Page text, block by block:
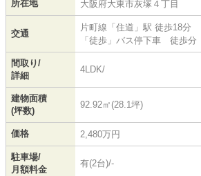
所在地 大阪府大東市灰塚 ４丁目
交通
片町線 「 住道 」駅 徒歩18分
「徒歩」バス停下車 徒歩分
間取り/
詳細
4LDK/
建物面積
(坪数)
92.92㎡(28.1坪)
価格 2,480万円
駐車場/
月額料金
有(2台)/-